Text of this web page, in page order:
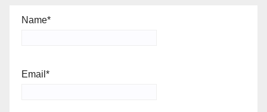
Name*
Email*